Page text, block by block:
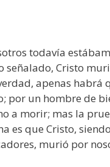
todavía
señalado, Cristo
apenas habrá
por un hombre de
a morir; mas la
es que Cristo,
murió por